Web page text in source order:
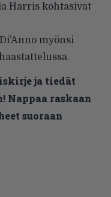
Harris kohtasivat
myönsi
ja tiedät
Nappaa raskaan
suoraan